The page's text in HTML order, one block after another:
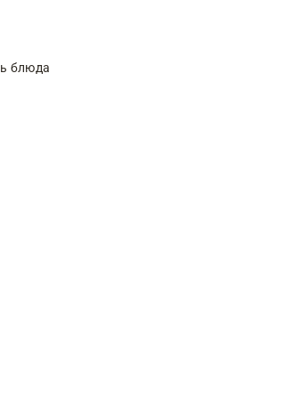
блюда